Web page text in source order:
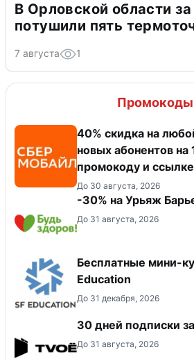
В Орловской области за
потушили пять
7 августа 1
Промокоды
40% скидка на
новых абонентов на
промокоду и ссылке
До 30 августа, 2026
-30% на Урьяж
До 31 августа, 2026
Бесплатные мини-
Education
До 31 декабря, 2026
30 дней подписки
До 31 августа, 2026